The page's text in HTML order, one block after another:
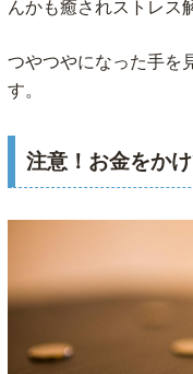
んかも癒されストレス
つやつやになった手を
す。
注意！お金をか